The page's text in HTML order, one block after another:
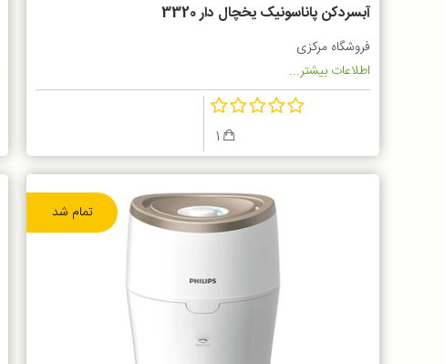
آبسردکن پاناسونیک یخچال دار 3320
فروشگاه مرکزی
اطلاعات بیشتر...
تمام شد